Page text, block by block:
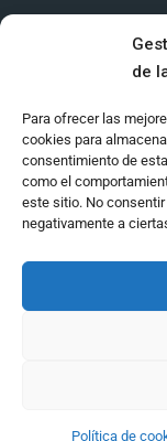
de
Para ofrecer las
cookies para
consentimiento de
como el
este sitio. No
negativamente a
Política de
Política de